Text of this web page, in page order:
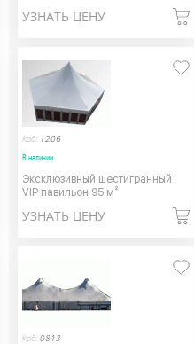
УЗНАТЬ ЦЕНУ
Код: 1206
В наличии
Эксклюзивный шестигранный
VIP павильон 95 м²
УЗНАТЬ ЦЕНУ
Код: 0813